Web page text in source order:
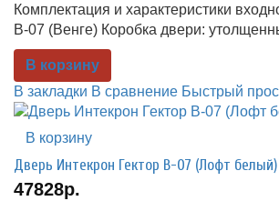
Комплектация и характеристики
В-07 (Венге) Коробка двери:
В корзину
В закладки В сравнение Быстрый
В корзину
Дверь Интекрон Гектор В-07 (Лофт белый)
47828р.